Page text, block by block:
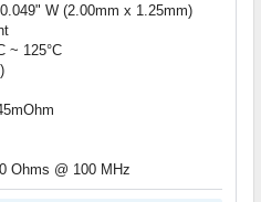
W (2.00mm x 1.25mm)
~ 125°C
Ohms @ 100 MHz